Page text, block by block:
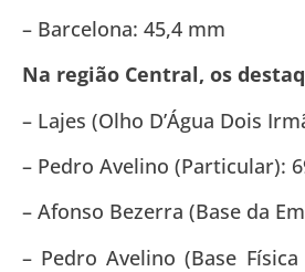
– Barcelona: 45,4 mm
Na região Central, os
– Lajes (Olho D’Água Dois
– Pedro Avelino (Particular):
– Afonso Bezerra (Base da
– Pedro Avelino (Base